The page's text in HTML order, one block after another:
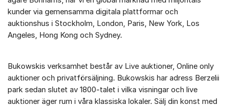
kunder via gemensamma digitala plattformar och
auktionshus i Stockholm, London, Paris, New York, Los
Angeles, Hong Kong och Sydney.
Bukowskis verksamhet består av Live auktioner, Online only
auktioner och privatförsäljning. Bukowskis har adress Berzelii
park sedan slutet av 1800-talet i vilka visningar och live
auktioner äger rum i våra klassiska lokaler. Sälj din konst med